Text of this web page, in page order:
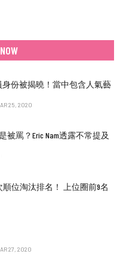
份被揭曉！當中包含人氣藝
25, 2020
被罵？Eric Nam透露不常提及
順位淘汰排名！ 上位圈前9名
27, 2020